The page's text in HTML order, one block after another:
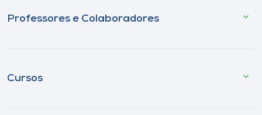
Professores e Colaboradores
Cursos